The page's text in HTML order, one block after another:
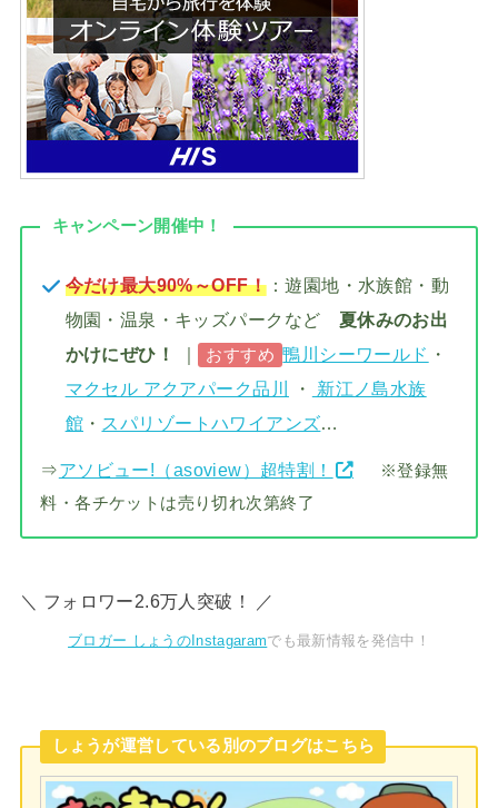
キャンペーン開催中！
今だけ最大90%～OFF！：遊園地・水族館・動
物園・温泉・キッズパークなど 夏休みのお出
かけにぜひ！
おすすめ 鴨川シーワールド ・
マクセル アクアパーク品川
・
新江ノ島水族
館 ・ スパリゾートハワイアンズ…
⇒アソビュー!（asoview）超特割！
※登録無
料・各チケットは売り切れ次第終了
＼ フォロワー2.6万人突破！ ／
ブロガー しょうのInstagaramでも最新情報を発信中！
しょうが運営している別のブログはこちら